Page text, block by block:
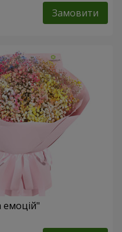
Замовити
емоцій"